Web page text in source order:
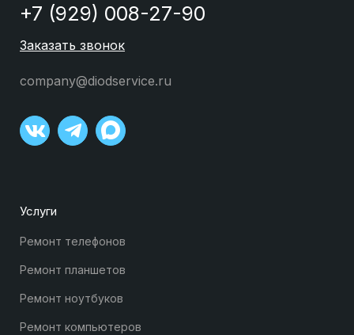
+7 (929) 008-27-90
Заказать звонок
company@diodservice.ru
Услуги
Ремонт телефонов
Ремонт планшетов
Ремонт ноутбуков
Ремонт компьютеров